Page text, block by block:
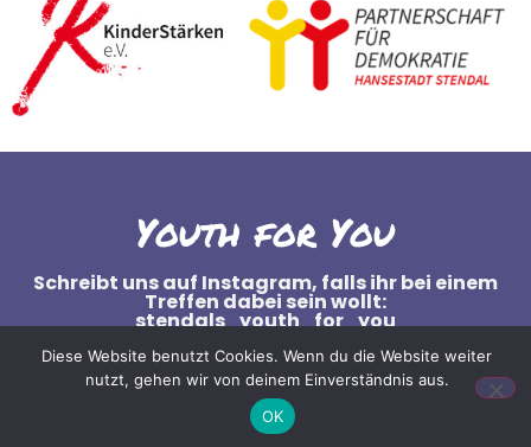
Youth for You
Schreibt uns auf Instagram, falls ihr bei einem
Treffen dabei sein wollt:
stendals_youth_for_you
Diese Website benutzt Cookies. Wenn du die Website weiter
nutzt, gehen wir von deinem Einverständnis aus.
OK